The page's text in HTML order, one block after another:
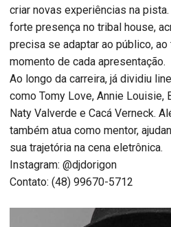
criar novas experiências na
forte presença no tribal house,
precisa se adaptar ao público,
momento de cada apresentação.
Ao longo da carreira, já dividiu
como Tomy Love, Annie Louisie,
Naty Valverde e Cacá Verneck.
também atua como mentor,
sua trajetória na cena eletrônica.
Instagram: @djdorigon
Contato: (48) 99670-5712